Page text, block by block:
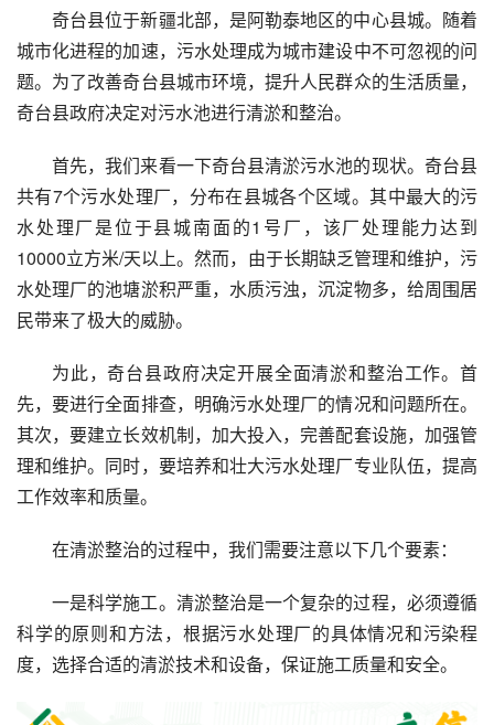
奇台县位于新疆北部，是阿勒泰地区的中心县城。随着
城市化进程的加速，污水处理成为城市建设中不可忽视的问
题。为了改善奇台县城市环境，提升人民群众的生活质量，
奇台县政府决定对污水池进行清淤和整治。
首先，我们来看一下奇台县清淤污水池的现状。奇台县
共有7个污水处理厂，分布在县城各个区域。其中最大的污
水处理厂是位于县城南面的1号厂，该厂处理能力达到
10000立方米/天以上。然而，由于长期缺乏管理和维护，污
水处理厂的池塘淤积严重，水质污浊，沉淀物多，给周围居
民带来了极大的威胁。
为此，奇台县政府决定开展全面清淤和整治工作。首
先，要进行全面排查，明确污水处理厂的情况和问题所在。
其次，要建立长效机制，加大投入，完善配套设施，加强管
理和维护。同时，要培养和壮大污水处理厂专业队伍，提高
工作效率和质量。
在清淤整治的过程中，我们需要注意以下几个要素：
一是科学施工。清淤整治是一个复杂的过程，必须遵循
科学的原则和方法，根据污水处理厂的具体情况和污染程
度，选择合适的清淤技术和设备，保证施工质量和安全。